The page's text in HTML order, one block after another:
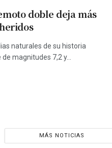
doble deja más
naturales de su historia
magnitudes 7,2 y...
MÁS NOTICIAS